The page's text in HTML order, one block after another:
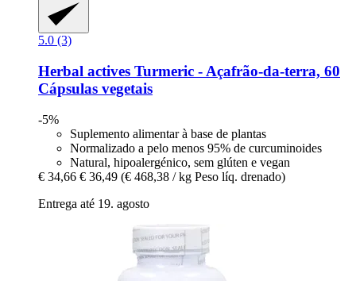
5.0 (3)
Herbal actives Turmeric -​ Açafrão-​da-​terra, 60
Cápsulas vegetais
-5%
Suplemento alimentar à base de plantas
Normalizado a pelo menos 95% de curcuminoides
Natural, hipoalergénico, sem glúten e vegan
€ 34,66 € 36,49 (€ 468,38 / kg Peso líq. drenado)
Entrega até 19. agosto